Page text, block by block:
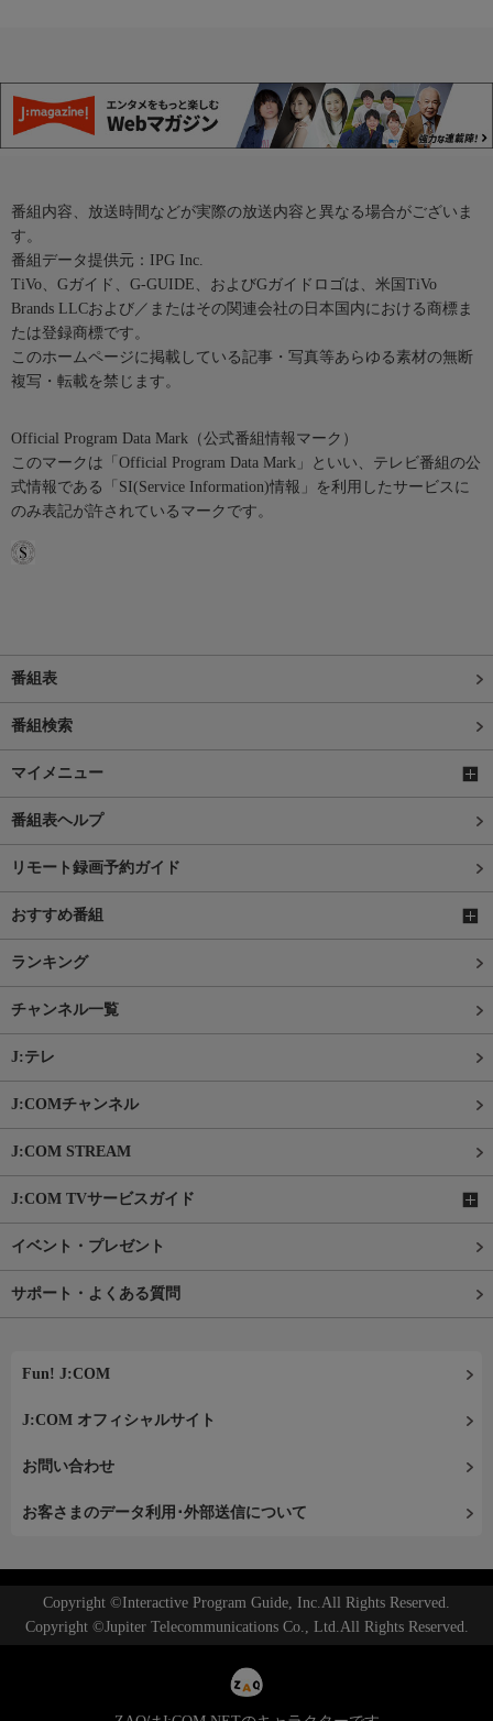
番組内容、放送時間などが実際の放送内容と異なる場合がございま
す。
番組データ提供元：IPG Inc.
TiVo、Gガイド、G-GUIDE、およびGガイドロゴは、米国TiVo
Brands LLCおよび／またはその関連会社の日本国内における商標ま
たは登録商標です。
このホームページに掲載している記事・写真等あらゆる素材の無断
複写・転載を禁じます。
Official Program Data Mark（公式番組情報マーク）
このマークは「Official Program Data Mark」といい、テレビ番組の公
式情報である「SI(Service Information)情報」を利用したサービスに
のみ表記が許されているマークです。
番組表
番組検索
マイメニュー
番組表ヘルプ
リモート録画予約ガイド
おすすめ番組
ランキング
チャンネル一覧
J:テレ
J:COMチャンネル
J:COM STREAM
J:COM TVサービスガイド
イベント・プレゼント
サポート・よくある質問
Fun! J:COM
J:COM オフィシャルサイト
お問い合わせ
お客さまのデータ利用･外部送信について
Copyright ©Interactive Program Guide, Inc.All Rights Reserved.
Copyright ©Jupiter Telecommunications Co., Ltd.All Rights Reserved.